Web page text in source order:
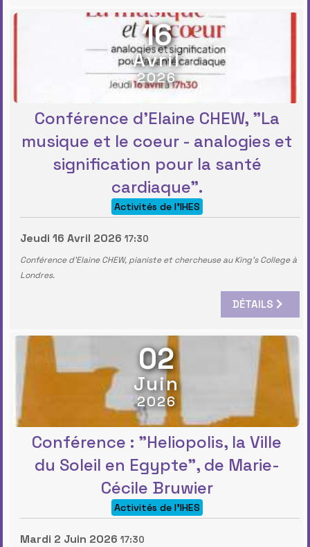
16
Avril
2026
Conférence d'Elaine CHEW, "La
musique et le coeur - analogies et
signification pour la santé
cardiaque".
Activités de l'IHES
Jeudi 16 Avril 2026 17:30
Conférence d'Elaine CHEW, pianiste et chercheuse au King's College à
Londres.
DÉTAILS
02
Juin
2026
Conférence : "Heliopolis, la Ville
du Soleil en Egypte", de Marie-
Cécile Bruwier
Activités de l'IHES
Mardi 2 Juin 2026 17:30